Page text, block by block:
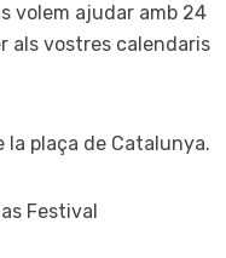
volem ajudar amb 24
als vostres calendaris
la plaça de Catalunya.
Festival